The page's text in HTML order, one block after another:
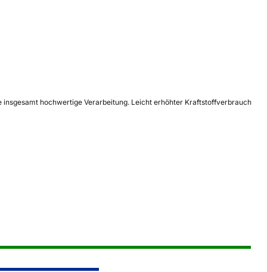
insgesamt hochwertige Verarbeitung. Leicht erhöhter Kraftstoffverbrauch